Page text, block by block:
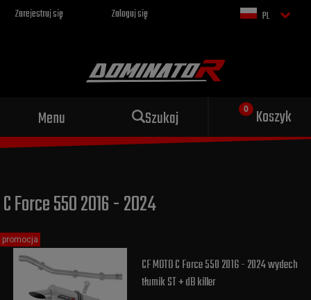
Zarejestruj się Zaloguj się PL
Menu Szukaj Koszyk
Sportowy wydech dla Twojego
C Force 550 2016 - 2024
CF MOTO C Force 550 2016 - 2024 wydech
tłumik ST + dB killer
promocja